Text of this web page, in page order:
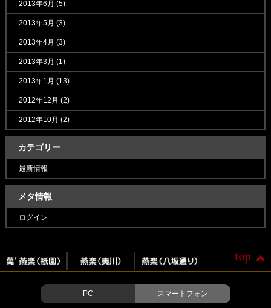
2013年6月 (5)
2013年5月 (3)
2013年4月 (3)
2013年3月 (1)
2013年1月 (13)
2012年12月 (2)
2012年10月 (2)
カテゴリー
最新情報
メタ情報
ログイン
PC スマートフォン